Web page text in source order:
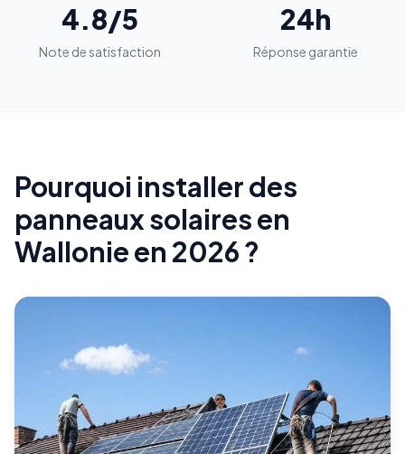
4.8/5
Note de satisfaction
24h
Réponse garantie
Pourquoi installer des
panneaux solaires en
Wallonie en 2026 ?